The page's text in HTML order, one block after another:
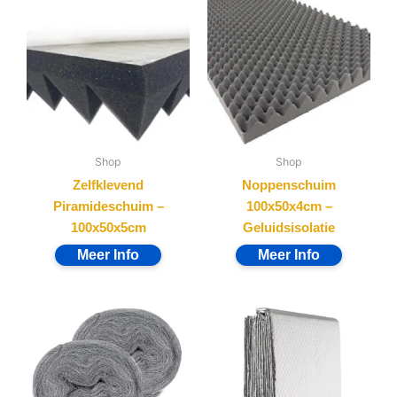
Shop
Zelfklevend
Piramideschuim –
100x50x5cm
Shop
Noppenschuim
100x50x4cm –
Geluidsisolatie